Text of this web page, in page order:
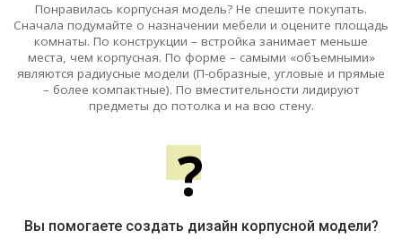
Понравилась корпусная модель? Не спешите покупать.
Сначала подумайте о назначении мебели и оцените площадь
комнаты. По конструкции – встройка занимает меньше
места, чем корпусная. По форме – самыми «объемными»
являются радиусные модели (П-образные, угловые и прямые
– более компактные). По вместительности лидируют
предметы до потолка и на всю стену.
?
Вы помогаете создать дизайн корпусной модели?